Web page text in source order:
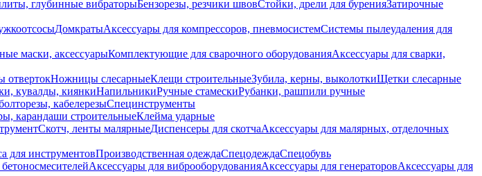
глубинные вибраторыБензорезы, резчики швовСтойки, дрели для буренияЗатирочные
ДомкратыАксессуары для компрессоров, пневмосистемСистемы пылеудаления для
маски, аксессуарыКомплектующие для сварочного оборудованияАксессуары для сварки,
отвертокНожницы слесарныеКлещи строительныеЗубила, керны, выколоткиЩетки слесарные
кувалды, киянкиНапильникиРучные стамескиРубанки, рашпили ручные
кабелерезыСпецинструменты
карандаши строительныеКлейма ударные
Скотч, ленты малярныеДиспенсеры для скотчаАксессуары для малярных, отделочных
для инструментовПроизводственная одеждаСпецодеждаСпецобувь
Аксессуары для виброоборудованияАксессуары для генераторовАксессуары для